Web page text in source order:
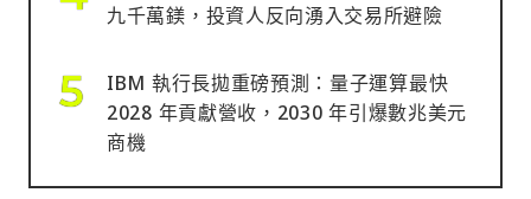
九千萬鎂，投資人反向湧入交易所避險
IBM 執行長拋重磅預測：量子運算最快
2028 年貢獻營收，2030 年引爆數兆美元
商機